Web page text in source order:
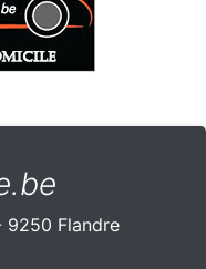
9250 Flandre